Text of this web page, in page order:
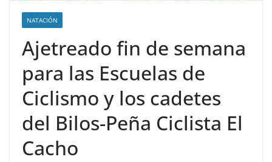
NATACIÓN
Ajetreado fin de semana
para las Escuelas de
Ciclismo y los cadetes
del Bilos-Peña Ciclista El
Cacho